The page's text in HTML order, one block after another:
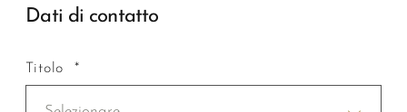
Dati di contatto
Titolo *